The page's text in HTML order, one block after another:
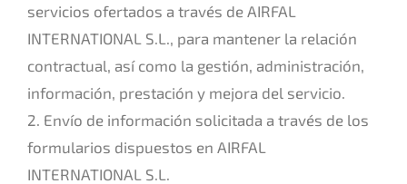
servicios ofertados a través de AIRFAL
INTERNATIONAL S.L., para mantener la relación
contractual, así como la gestión, administración,
información, prestación y mejora del servicio.
2. Envío de información solicitada a través de los
formularios dispuestos en AIRFAL
INTERNATIONAL S.L.